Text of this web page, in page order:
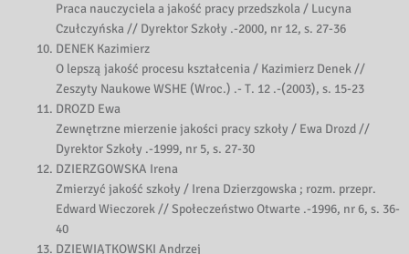
Praca nauczyciela a jakość pracy przedszkola / Lucyna
Czułczyńska // Dyrektor Szkoły .-2000, nr 12, s. 27-36
DENEK Kazimierz
O lepszą jakość procesu kształcenia / Kazimierz Denek //
Zeszyty Naukowe WSHE (Wroc.) .- T. 12 .-(2003), s. 15-23
DROZD Ewa
Zewnętrzne mierzenie jakości pracy szkoły / Ewa Drozd //
Dyrektor Szkoły .-1999, nr 5, s. 27-30
DZIERZGOWSKA Irena
Zmierzyć jakość szkoły / Irena Dzierzgowska ; rozm. przepr.
Edward Wieczorek // Społeczeństwo Otwarte .-1996, nr 6, s. 36-
40
DZIEWIĄTKOWSKI Andrzej